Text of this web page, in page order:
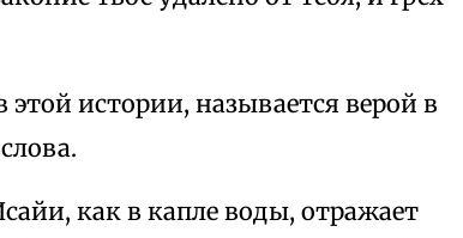
этой истории, называется верой в
как в капле воды, отражает